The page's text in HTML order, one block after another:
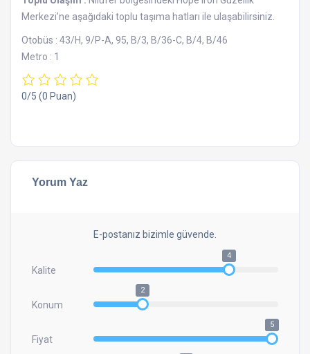
Merkezi’ne aşağıdaki toplu taşıma hatları ile ulaşabilirsiniz.
Otobüs : 43/H, 9/P-A, 95, B/3, B/36-C, B/4, B/46
Metro : 1
0/5 (0 Puan)
Yorum Yaz
E-postanız bizimle güvende.
Kalite
4
Konum
2
Fiyat
5